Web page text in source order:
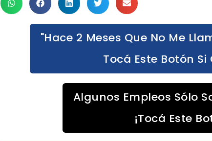
"Hace 2 Meses Que No Me
Tocá Este Botón
Algunos Empleos Sólo
¡Tocá Este